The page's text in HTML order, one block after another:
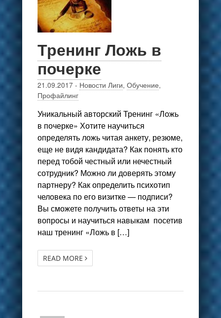
Тренинг Ложь в
почерке
21.09.2017 - Новости Лиги, Обучение,
Профайлинг
Уникальный авторский Тренинг «Ложь
в почерке» Хотите научиться
определять ложь читая анкету, резюме,
еще не видя кандидата? Как понять кто
перед тобой честный или нечестный
сотрудник? Можно ли доверять этому
партнеру? Как определить психотип
человека по его визитке — подписи?
Вы сможете получить ответы на эти
вопросы и научиться навыкам посетив
наш тренинг «Ложь в […]
READ MORE